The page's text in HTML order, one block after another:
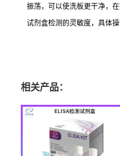
振荡，可以使洗板更干净，
试剂盒检测的灵敏度，具体操
相关产品：